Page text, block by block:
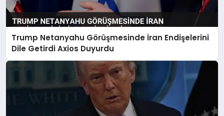
Trump Netanyahu Görüşmesinde İran Endişelerini
Dile Getirdi Axios Duyurdu